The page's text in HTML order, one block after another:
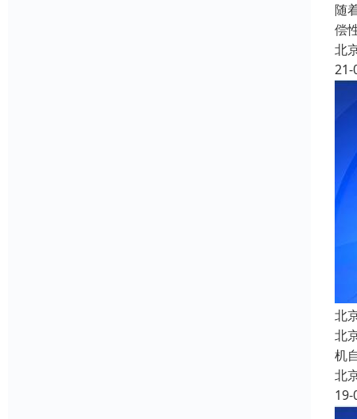
随
偿
北
21-
北
北
机
北
19-